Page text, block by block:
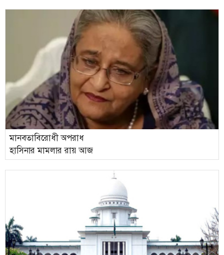
মানবতাবিরোধী অপরাধ
হাসিনার মামলার রায় আজ